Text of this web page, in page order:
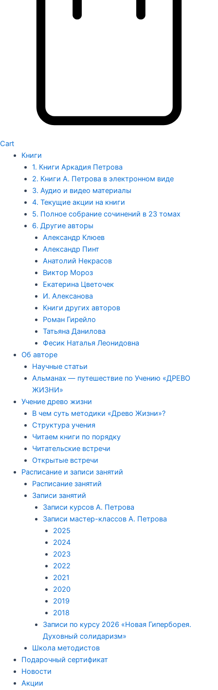
Cart
Книги
1. Книги Аркадия Петрова
2. Книги А. Петрова в электронном виде
3. Аудио и видео материалы
4. Текущие акции на книги
5. Полное собрание сочинений в 23 томах
6. Другие авторы
Александр Клюев
Александр Пинт
Анатолий Некрасов
Виктор Мороз
Екатерина Цветочек
И. Алексанова
Книги других авторов
Роман Гирейло
Татьяна Данилова
Фесик Наталья Леонидовна
Об авторе
Научные статьи
Альманах — путешествие по Учению «ДРЕВО
ЖИЗНИ»
Учение древо жизни
В чем суть методики «Древо Жизни»?
Структура учения
Читаем книги по порядку
Читательские встречи
Открытые встречи
Расписание и записи занятий
Расписание занятий
Записи занятий
Записи курсов А. Петрова
Записи мастер-классов А. Петрова
2025
2024
2023
2022
2021
2020
2019
2018
Записи по курсу 2026 «Новая Гиперборея.
Духовный солидаризм»
Школа методистов
Подарочный сертификат
Новости
Акции